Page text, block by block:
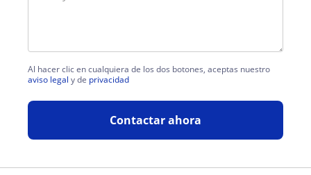
Al hacer clic en cualquiera de los dos botones, aceptas nuestro
aviso legal y de privacidad
Contactar ahora